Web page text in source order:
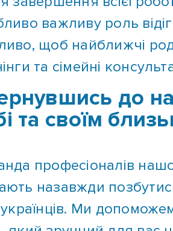
важливу роль
щоб найближчі
та сімейні
до
та своїм
назавжди
українців. Ми
який зручний для вас